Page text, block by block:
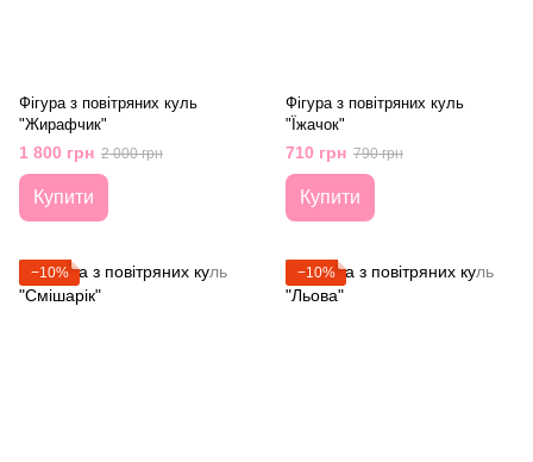
Фігура з повітряних куль
"Жирафчик"
1 800 грн 2 000 грн
Купити
Фігура з повітряних куль
"Їжачок"
710 грн 790 грн
Купити
−10% −10%